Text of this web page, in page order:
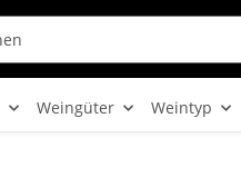
Weingüter Weintyp